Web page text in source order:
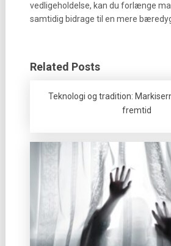
vedligeholdelse, kan du forlænge
samtidig bidrage til en mere
Related Posts
Teknologi og tradition:
fremtid